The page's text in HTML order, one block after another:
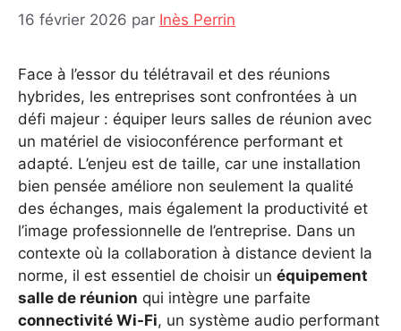
16 février 2026 par Inès Perrin
Face à l’essor du télétravail et des réunions
hybrides, les entreprises sont confrontées à un
défi majeur : équiper leurs salles de réunion avec
un matériel de visioconférence performant et
adapté. L’enjeu est de taille, car une installation
bien pensée améliore non seulement la qualité
des échanges, mais également la productivité et
l’image professionnelle de l’entreprise. Dans un
contexte où la collaboration à distance devient la
norme, il est essentiel de choisir un équipement
salle de réunion qui intègre une parfaite
connectivité Wi-Fi, un système audio performant